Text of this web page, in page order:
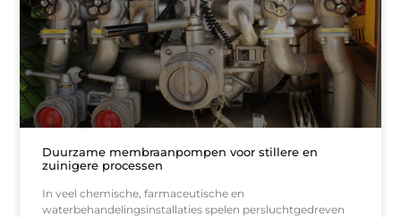
Duurzame membraanpompen voor stillere en
zuinigere processen
In veel chemische, farmaceutische en
waterbehandelingsinstallaties spelen persluchtgedreven